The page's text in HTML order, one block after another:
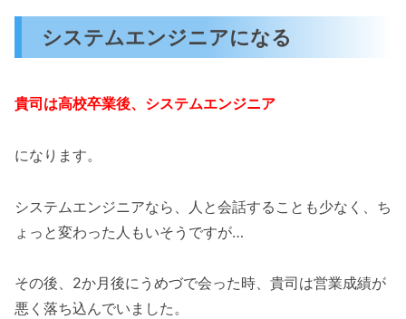
システムエンジニアになる
貴司は高校卒業後、システムエンジニア
になります。
システムエンジニアなら、人と会話することも少なく、ち
ょっと変わった人もいそうですが…
その後、2か月後にうめづで会った時、貴司は営業成績が
悪く落ち込んでいました。